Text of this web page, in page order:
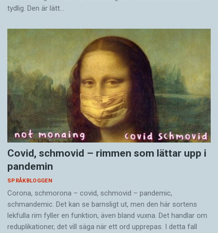
tydlig. Den är lätt…
Covid, schmovid – rimmen som lättar upp i
pandemin
SPRÅKBLOGGEN
Corona, schmorona – covid, schmovid – pandemic,
schmandemic. Det kan se barnsligt ut, men den här sortens
lekfulla rim fyller en funktion, även bland vuxna. Det handlar om
reduplikationer, det vill säga när ett ord upprepas. I detta fall